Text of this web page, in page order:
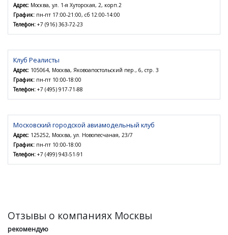
Адрес: Москва, ул. 1-я Хуторская, 2, корп.2
График: пн-пт 17:00-21:00, сб 12:00-14:00
Телефон: +7 (916) 363-72-23
Клуб Реалисты
Адрес: 105064, Москва, Яковоапостольский пер., 6, стр. 3
График: пн-пт 10:00-18:00
Телефон: +7 (495) 917-71-88
Московский городской авиамодельный клуб
Адрес: 125252, Москва, ул. Новопесчаная, 23/7
График: пн-пт 10:00-18:00
Телефон: +7 (499) 943-51-91
Отзывы о компаниях Москвы
рекомендую